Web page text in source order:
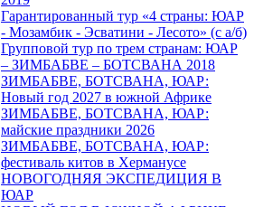
Гарантированный тур «4 страны: ЮАР
- Мозамбик - Эсватини - Лесото» (с а/б)
Групповой тур по трем странам: ЮАР
– ЗИМБАБВЕ – БОТСВАНА 2018
ЗИМБАБВЕ, БОТСВАНА, ЮАР:
Новый год 2027 в южной Африке
ЗИМБАБВЕ, БОТСВАНА, ЮАР:
майские праздники 2026
ЗИМБАБВЕ, БОТСВАНА, ЮАР:
фестиваль китов в Херманусе
НОВОГОДНЯЯ ЭКСПЕДИЦИЯ В
ЮАР